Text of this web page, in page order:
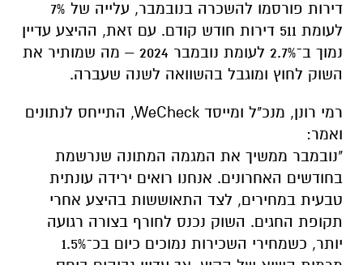
דירות פורסמו להשכרה בנובמבר, עלייה של 7%
לעומת 511 דירות חודש קודם. עם זאת, ההיצע עדיין
נמוך ב־2.7% לעומת נובמבר 2024 – מה שמותיר את
השוק לחוץ ומוגבל בהשוואה לשנה שעברה.
רמי רונן, מנכ"ל ומייסד WeCheck, התייחס לנתונים
ואמר:
"נובמבר ממשיך את המגמה המתונה שנרשמת
בחודשים האחרונים. אנחנו רואים ירידה עונתית
טבעית במחירים, לצד התאוששות בהיצע אחרי
תקופת החגים. השוק נכנס לחורף בצורה רגועה
יותר, כשמחירי השכירות נמוכים כיום בכ־1.5%